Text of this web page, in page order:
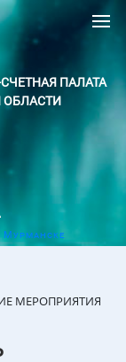
ПАЛАТА
Мурманске
МЕРОПРИЯТИЯ